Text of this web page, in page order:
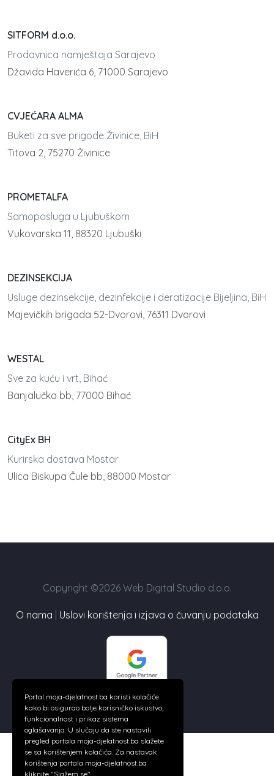
SITFORM d.o.o.
Prodavnica namještaja Sarajevo
Džavida Haverića 6, 71000 Sarajevo
CVJEĆARA ALMA
Buketi za sve prigode Živinice, BiH
Titova 2, 75270 Živinice
PROMETALFA
Samoposluga u Ljubuškom
Vukovarska 11, 88320 Ljubuški
DEZINSEKCIJA
Usluge dezinsekcije, dezinfekcije i deratizacije Bijeljina, BiH
Majevičkih brigada 52-Dvorovi, 76311 Dvorovi
WESTAL
Sve za kuću i vrt, Bihać
Banjalučka bb, 77000 Bihać
CityEx BH
Kurirska dostava Mostar
Ulica Biskupa Čule bb, 88000 Mostar
Copyright ©2026 Web Digital Studio d.o.o.
O nama Uslovi korištenja i izjava o čuvanju podataka
Portal moja-djelatnost.ba koristi kolačiće
kako bi osigurao bolje korisničko iskustvo,
funkcionalnost i prikaz sistema
oglašavanja. U slučaju da ste nastavili
pregled portala moja-djelatnost.ba slažete
se sa korištenjem kolačića. Za nastavak
korištenja portala moja-djelatnost.ba
kliknite "Slažem se".